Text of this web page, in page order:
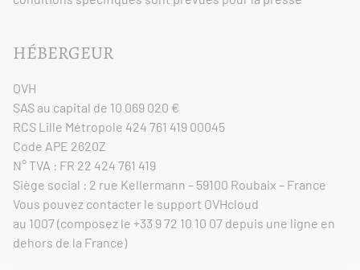
HÉBERGEUR
OVH
SAS au capital de 10 069 020 €
RCS Lille Métropole 424 761 419 00045
Code APE 2620Z
N° TVA : FR 22 424 761 419
Siège social : 2 rue Kellermann – 59100 Roubaix – France
Vous pouvez contacter le support OVHcloud
au 1007 (composez le +33 9 72 10 10 07 depuis une ligne en
dehors de la France)